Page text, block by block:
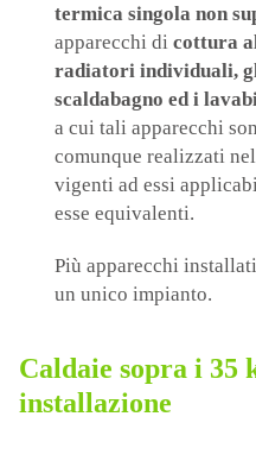
termica singola non
apparecchi di cottura
radiatori individuali,
scaldabagno ed i
a cui tali apparecchi
comunque realizzati
vigenti ad essi
esse equivalenti.
Più apparecchi
un unico impianto.
Caldaie sopra i 35
installazione